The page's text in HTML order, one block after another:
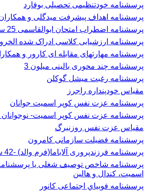
پرسشنامه خودتنظیمی تحصیلی بوفارد
پرسشنامه اهداف پیشرفت میدگلی و
پرسشنامه اضطراب امتحان ابوالقاسمی 25 سوالی (TAI)
پرسشنامه ارزشیابی کلاسی ادراک شده
پرسشنامه مهارتهای مقابله ای کارور و
پرسشنامه چند محوری بالینی میلون 3
پرسشنامه رغبت ميشل گوكلن
مقیاس خودپنداره راجرز
پرسشنامه عزت نفس كوپر اسميت جوانان
پرسشنامه عزت نفس کوپر اسمیت- نوجوانان
مقیاس عزت نفس روزنبرگ
پرسشنامه فضیلت سازمانی کامرون
پرسشنامه فرزندپروری آلاباما(فرم والد) -42 سوالی
پرسشنامه شاخص توصیف شغلی یا
اسميت، كندال و هالين
پرسشنامه فوبياي اجتماعی کانور